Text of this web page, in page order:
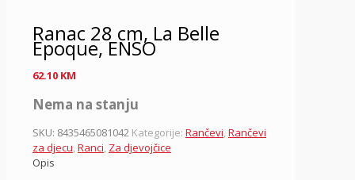
Ranac 28 cm, La Belle
Epoque, ENSO
62.10 KM
Nema na stanju
SKU: 8435465081042 Kategorije: Rančevi,Rančevi
za djecu,Ranci, Za djevojčice
Opis